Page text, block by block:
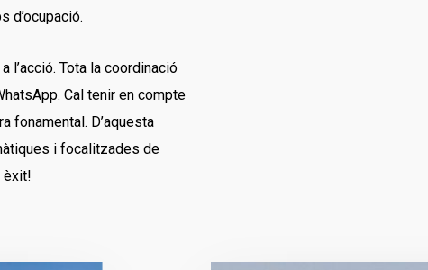
d’ocupació.
l’acció. Tota la coordinació
Cal tenir en compte
fonamental. D’aquesta
i focalitzades de
èxit!